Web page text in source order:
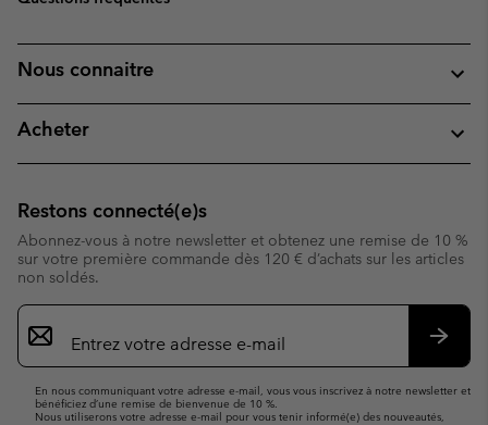
Nous connaitre
Acheter
Restons connecté(e)s
Abonnez-vous à notre newsletter et obtenez une remise de 10 %
sur votre première commande dès 120 € d’achats sur les articles
non soldés.
Inscription
par
e-
En nous communiquant votre adresse e-mail, vous vous inscrivez à notre newsletter et
bénéficiez d’une remise de bienvenue de 10 %.
Nous utiliserons votre adresse e-mail pour vous tenir informé(e) des nouveautés,